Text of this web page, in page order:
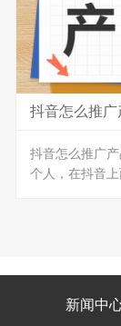
方法二：在线
大家在搜索引
多网站，我们
抖音怎么推广
抖音怎么推广
个人，在抖音
优质的产品内
觉得非看不可
新闻中